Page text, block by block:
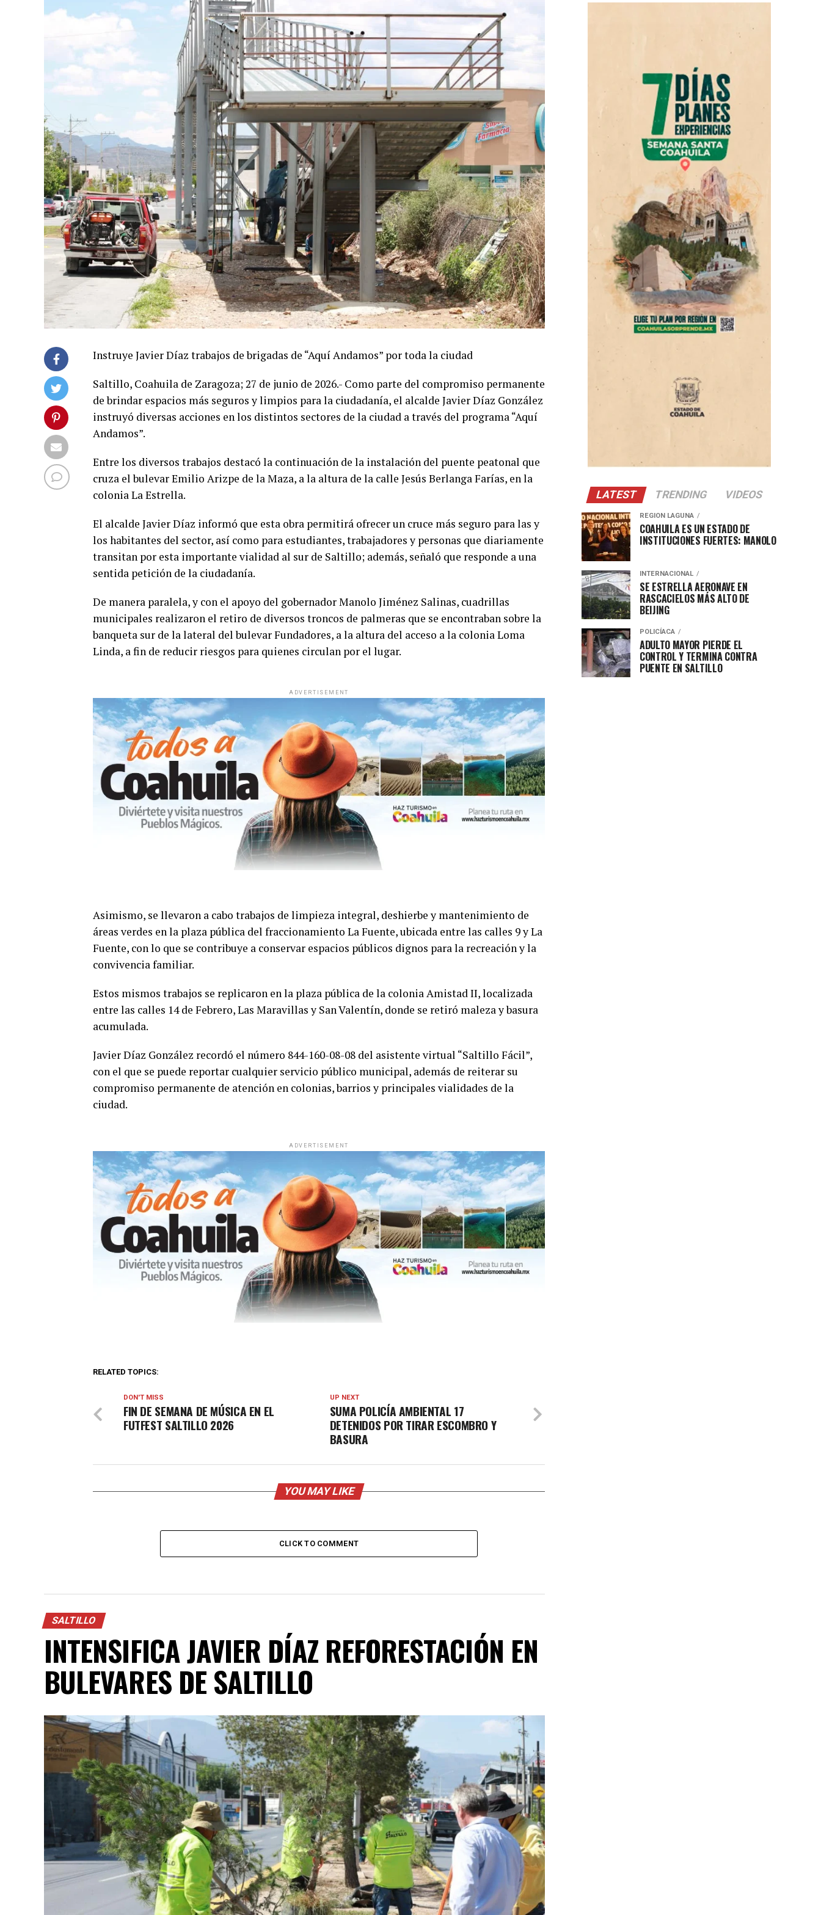
Instruye Javier Díaz trabajos de brigadas de “Aquí Andamos” por toda la ciudad
Saltillo, Coahuila de Zaragoza; 27 de junio de 2026.- Como parte del compromiso permanente
de brindar espacios más seguros y limpios para la ciudadanía, el alcalde Javier Díaz González
instruyó diversas acciones en los distintos sectores de la ciudad a través del programa “Aquí
Andamos”.
Entre los diversos trabajos destacó la continuación de la instalación del puente peatonal que
cruza el bulevar Emilio Arizpe de la Maza, a la altura de la calle Jesús Berlanga Farías, en la
colonia La Estrella.
El alcalde Javier Díaz informó que esta obra permitirá ofrecer un cruce más seguro para las y
los habitantes del sector, así como para estudiantes, trabajadores y personas que diariamente
transitan por esta importante vialidad al sur de Saltillo; además, señaló que responde a una
sentida petición de la ciudadanía.
De manera paralela, y con el apoyo del gobernador Manolo Jiménez Salinas, cuadrillas
municipales realizaron el retiro de diversos troncos de palmeras que se encontraban sobre la
banqueta sur de la lateral del bulevar Fundadores, a la altura del acceso a la colonia Loma
Linda, a fin de reducir riesgos para quienes circulan por el lugar.
ADVERTISEMENT
Asimismo, se llevaron a cabo trabajos de limpieza integral, deshierbe y mantenimiento de
áreas verdes en la plaza pública del fraccionamiento La Fuente, ubicada entre las calles 9 y La
Fuente, con lo que se contribuye a conservar espacios públicos dignos para la recreación y la
convivencia familiar.
Estos mismos trabajos se replicaron en la plaza pública de la colonia Amistad II, localizada
entre las calles 14 de Febrero, Las Maravillas y San Valentín, donde se retiró maleza y basura
acumulada.
Javier Díaz González recordó el número 844-160-08-08 del asistente virtual “Saltillo Fácil”,
con el que se puede reportar cualquier servicio público municipal, además de reiterar su
compromiso permanente de atención en colonias, barrios y principales vialidades de la
ciudad.
ADVERTISEMENT
RELATED TOPICS:
UP NEXT
SUMA POLICÍA AMBIENTAL 17
DETENIDOS POR TIRAR ESCOMBRO Y
BASURA
DON'T MISS
FIN DE SEMANA DE MÚSICA EN EL
FUTFEST SALTILLO 2026
YOU MAY LIKE
CLICK TO COMMENT
SALTILLO
INTENSIFICA JAVIER DÍAZ REFORESTACIÓN EN
BULEVARES DE SALTILLO
LATEST TRENDING VIDEOS
REGION LAGUNA
COAHUILA ES UN ESTADO DE
INSTITUCIONES FUERTES: MANOLO
INTERNACIONAL
SE ESTRELLA AERONAVE EN
RASCACIELOS MÁS ALTO DE
BEIJING
POLICÍACA
ADULTO MAYOR PIERDE EL
CONTROL Y TERMINA CONTRA
PUENTE EN SALTILLO